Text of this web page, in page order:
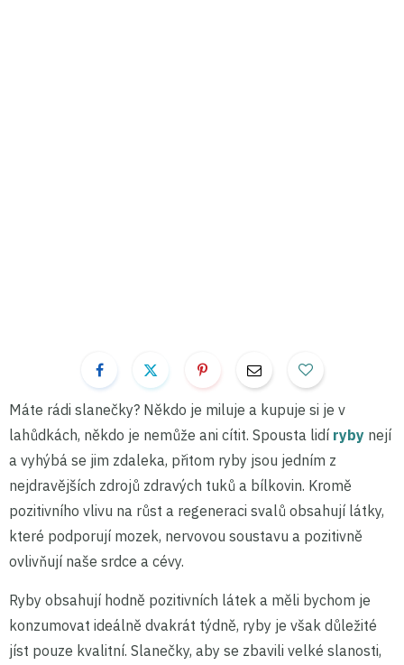
Máte rádi slanečky? Někdo je miluje a kupuje si je v
lahůdkách, někdo je nemůže ani cítit. Spousta lidí ryby nejí
a vyhýbá se jim zdaleka, přitom ryby jsou jedním z
nejdravějších zdrojů zdravých tuků a bílkovin. Kromě
pozitivního vlivu na růst a regeneraci svalů obsahují látky,
které podporují mozek, nervovou soustavu a pozitivně
ovlivňují naše srdce a cévy.
Ryby obsahují hodně pozitivních látek a měli bychom je
konzumovat ideálně dvakrát týdně, ryby je však důležité
jíst pouze kvalitní. Slanečky, aby se zbavili velké slanosti,